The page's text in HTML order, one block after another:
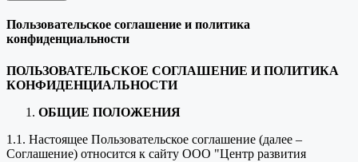
Пользовательское соглашение и политика
конфиденциальности
ПОЛЬЗОВАТЕЛЬСКОЕ СОГЛАШЕНИЕ И ПОЛИТИКА
КОНФИДЕНЦИАЛЬНОСТИ
ОБЩИЕ ПОЛОЖЕНИЯ
1.1. Настоящее Пользовательское соглашение (далее –
Соглашение) относится к сайту ООО "Центр развития